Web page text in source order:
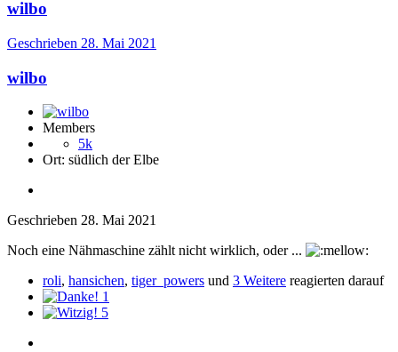
wilbo
Geschrieben 28. Mai 2021
wilbo
Members
5k
Ort: südlich der Elbe
Geschrieben 28. Mai 2021
Noch eine Nähmaschine zählt nicht wirklich, oder ...
roli, hansichen, tiger_powers und 3 Weitere reagierten darauf
1
5